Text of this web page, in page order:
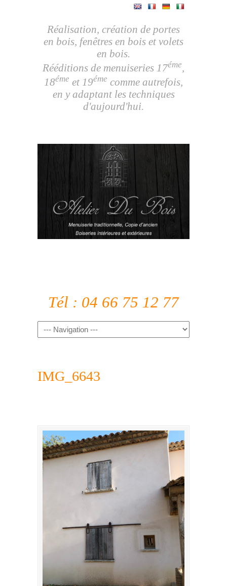
Réalisation, création de portes
en bois, fenêtres en bois et volets
en bois.
Rééditions de menuiseries 17éme,
18éme et 19éme comme autrefois,
en y adaptant les techniques
d'aujourd'hui.
Tél : 04 66 75 12 77
IMG_6643